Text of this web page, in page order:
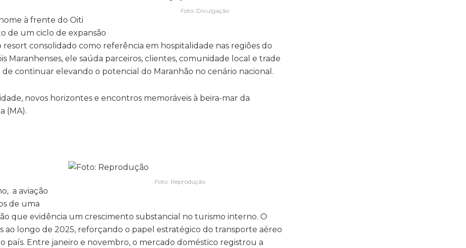
Foto: Divulgação
à frente do Oiti
de um ciclo de expansão
resort consolidado como referência em hospitalidade nas regiões do
Maranhenses, ele saúda parceiros, clientes, comunidade local e trade
continuar elevando o potencial do Maranhão no cenário nacional.
novos horizontes e encontros memoráveis à beira-mar da
(MA).
Foto: Reprodução
a aviação
de uma
que evidência um crescimento substancial no turismo interno. O
ao longo de 2025, reforçando o papel estratégico do transporte aéreo
país. Entre janeiro e novembro, o mercado doméstico registrou a